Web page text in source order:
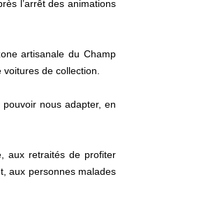
l’arrêt des animations
artisanale du Champ
voitures de collection.
nous adapter, en
aux retraités de profiter
aux personnes malades